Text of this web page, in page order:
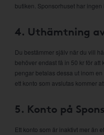
butiken. Sponsorhuset har ingen
4. Uthämtning
Du bestämmer själv när du vill
behöver endast få in 50 kr för att
pengar betalas dessa ut inom
ett konto som avslutas kommer
5. Konto på
Ett konto som är inaktivt mer än